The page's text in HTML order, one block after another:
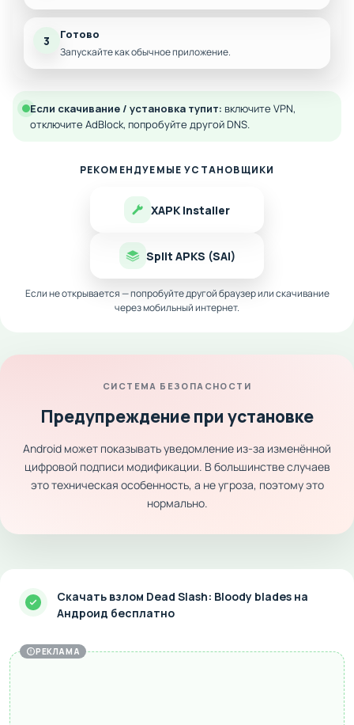
3 Готово
Запускайте как обычное приложение.
Если скачивание / установка тупит: включите VPN,
отключите AdBlock, попробуйте другой DNS.
РЕКОМЕНДУЕМЫЕ УСТАНОВЩИКИ
XAPK Installer
Split APKS (SAI)
Если не открывается — попробуйте другой браузер или скачивание
через мобильный интернет.
СИСТЕМА БЕЗОПАСНОСТИ
Предупреждение при установке
Android может показывать уведомление из-за изменённой
цифровой подписи модификации. В большинстве случаев
это техническая особенность, а не угроза, поэтому это
нормально.
Скачать взлом Dead Slash: Bloody blades на
Андроид бесплатно
РЕКЛАМА